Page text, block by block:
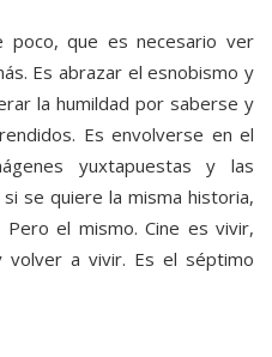
poco, que es necesario ver
Es abrazar el esnobismo y
la humildad por saberse y
Es envolverse en el
yuxtapuestas y las
se quiere la misma historia,
el mismo. Cine es vivir,
volver a vivir. Es el séptimo